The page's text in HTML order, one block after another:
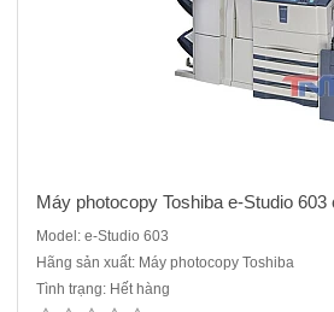
Máy photocopy Toshiba e-Studio 603
Model: e-Studio 603
Hãng sản xuất: Máy photocopy Toshiba
Tình trạng: Hết hàng
Máy photocopy Ricoh Aficio 1060 sản xuất
rất cao, 60 bản/ phút. Đây dòng máy công
chuyên dùng cho các dịch vụ photocopy